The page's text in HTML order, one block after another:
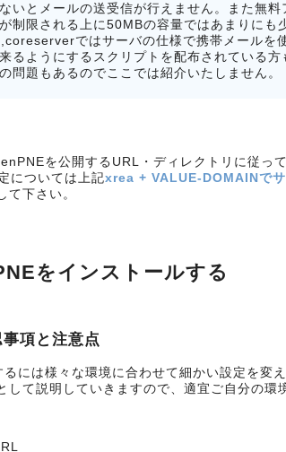
いとメールの送受信が行えません。また無
制限される上に50MBの容量ではあまりにも
ではサーバの仕様で携帯メールを
るようにするスクリプトを配布されている
問題もあるのでここでは紹介いたしません。
を公開するURL・ディレクトリに従っ
については上記xrea + VALUE-DOMAINで
て下さい。
をインストールする
項と注意点
には様々な環境に合わせて細かい設定を変
して説明していきますので、適宜ご自分の環